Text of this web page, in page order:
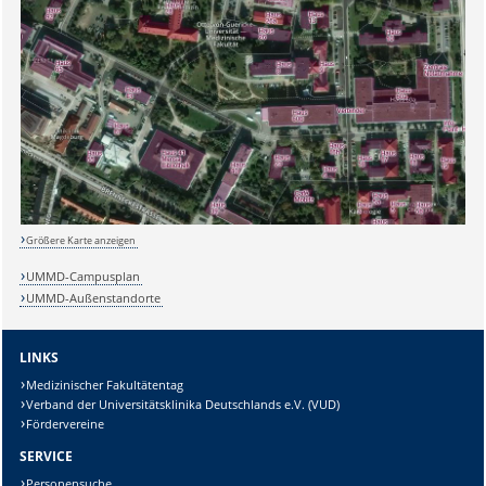
Sicherheitsabfrage:
Lösung:
Größere Karte anzeigen
UMMD-Campusplan
UMMD-Außenstandorte
LINKS
Medizinischer Fakultätentag
Verband der Universitätsklinika Deutschlands e.V. (VUD)
Fördervereine
SERVICE